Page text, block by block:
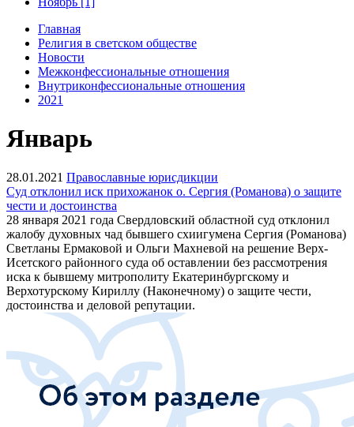
Главная
Религия в светском обществе
Новости
Межконфессиональные отношения
Внутриконфессиональные отношения
2021
Январь
28.01.2021 Православные юрисдикции
Суд отклонил иск прихожанок о. Сергия (Романова) о защите
чести и достоинства
28 января 2021 года Свердловский областной суд отклонил
жалобу духовных чад бывшего схиигумена Сергия (Романова)
Светланы Ермаковой и Ольги Махневой на решение Верх-
Исетского районного суда об оставлении без рассмотрения
иска к бывшему митрополиту Екатеринбургскому и
Верхотурскому Кириллу (Наконечному) о защите чести,
достоинства и деловой репутации.